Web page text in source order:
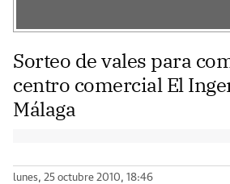
Sorteo de vales para
centro comercial El
Málaga
lunes, 25 octubre 2010, 18:46